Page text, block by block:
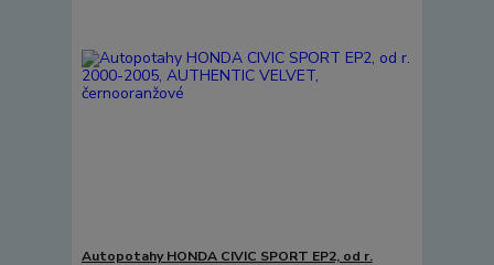
Autopotahy HONDA CIVIC SPORT EP2, od r.